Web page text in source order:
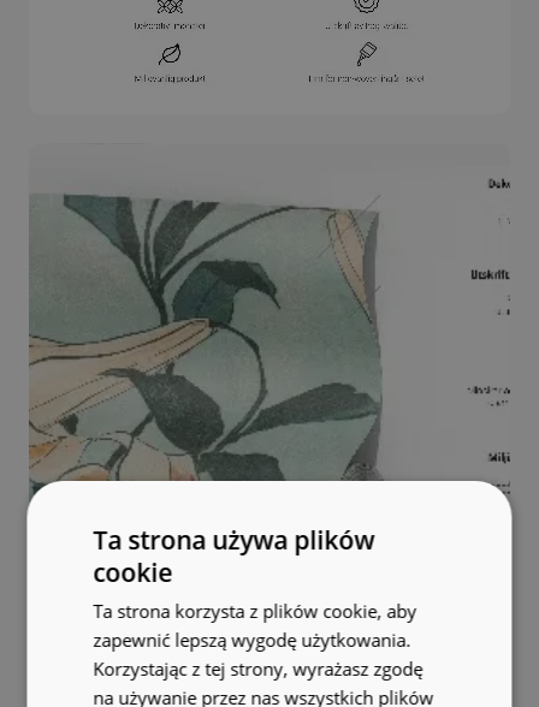
Ta strona używa plików
cookie
Ta strona korzysta z plików cookie, aby
zapewnić lepszą wygodę użytkowania.
Korzystając z tej strony, wyrażasz zgodę
na używanie przez nas wszystkich plików